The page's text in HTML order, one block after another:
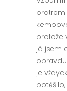
bratrem
protože
já jsem
je